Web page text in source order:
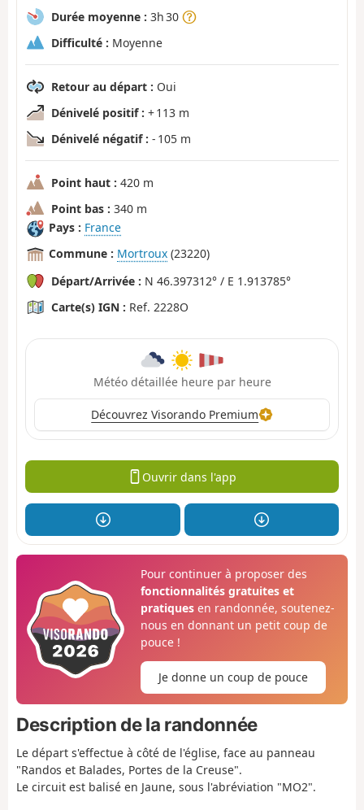
Durée moyenne : 3h 30
Difficulté : Moyenne
Retour au départ : Oui
Dénivelé positif : + 113 m
Dénivelé négatif : - 105 m
Point haut : 420 m
Point bas : 340 m
Pays : France
Commune : Mortroux (23220)
Départ/Arrivée : N 46.397312° / E 1.913785°
Carte(s) IGN : Ref. 2228O
Météo détaillée heure par heure
Découvrez Visorando Premium
Ouvrir dans l'app
Pour continuer à proposer des
fonctionnalités gratuites et
pratiquesen randonnée, soutenez-
nous en donnant un petit coup de
pouce !
Je donne un coup de pouce
Description de la randonnée
Le départ s'effectue à côté de l'église, face au panneau
"Randos et Balades, Portes de la Creuse".
Le circuit est balisé en Jaune, sous l'abréviation "MO2".